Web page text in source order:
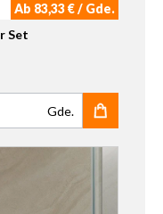
Ab 83,33 € / Gde.
Set
Set
Gde.